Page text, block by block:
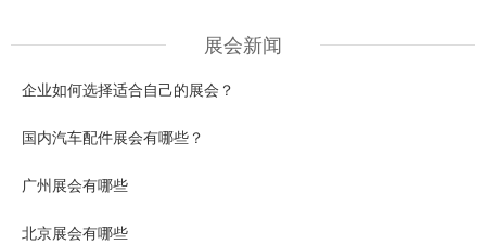
展会新闻
企业如何选择适合自己的展会？
国内汽车配件展会有哪些？
广州展会有哪些
北京展会有哪些